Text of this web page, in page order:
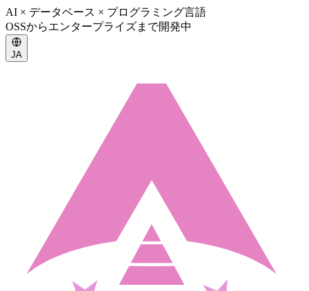
AI × データベース × プログラミング言語
OSSからエンタープライズまで開発中
JA